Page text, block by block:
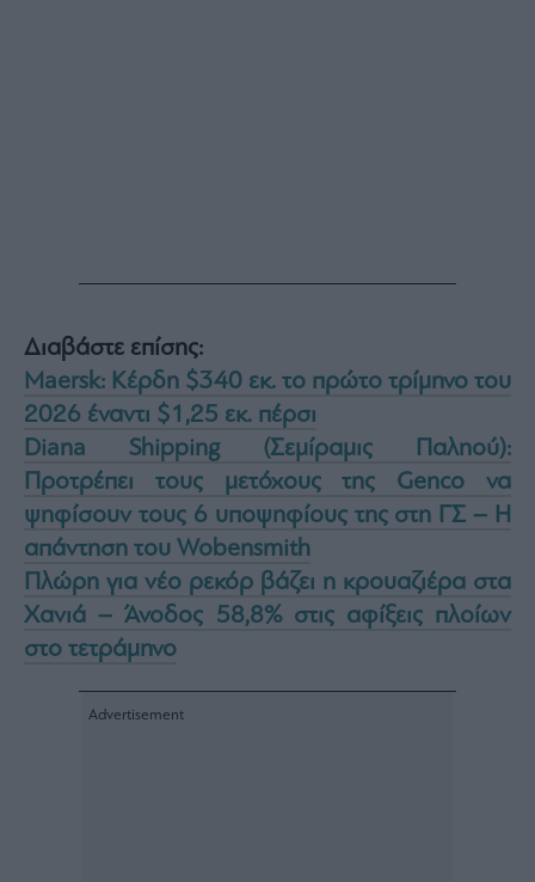
Διαβάστε επίσης:
Maersk: Κέρδη $340 εκ. το πρώτο τρίμηνο του
2026 έναντι $1,25 εκ. πέρσι
Diana Shipping (Σεμίραμις Παληού):
Προτρέπει τους μετόχους της Genco να
ψηφίσουν τους 6 υποψηφίους της στη ΓΣ – Η
απάντηση του Wobensmith
Πλώρη για νέο ρεκόρ βάζει η κρουαζιέρα στα
Χανιά – Άνοδος 58,8% στις αφίξεις πλοίων
στο τετράμηνο